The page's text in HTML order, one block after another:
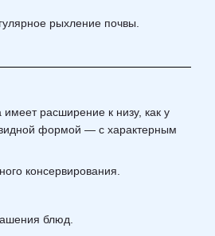
рыхление почвы.
расширение к низу, как у
формой — с характерным
консервирования.
блюд.